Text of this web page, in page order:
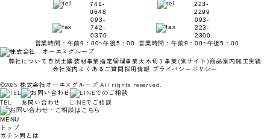
741-
0648
093-
742-
0370
営業時間：午前9：00~午後5：00
223-
2299
093-
223-
2300
営業時間：午前9：00~午後5：00
弊社について 自然土舗装材事業指定管理事業大木切り事業 (別サイト)商品案内施工実績
会社案内 よくあるご質問 採用情報 プライバシーポリシー
©2025 株式会社オーエヌグループ All rights reserved.
TEL
お問い合わせ LINEでご相談
MENU
トップ
ガチン固とは